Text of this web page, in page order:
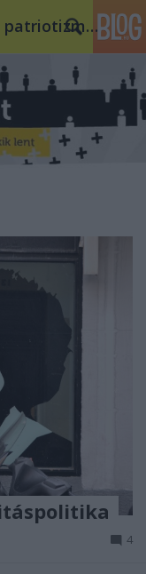
Fent és lent - gátlástalan patriotizmus
4